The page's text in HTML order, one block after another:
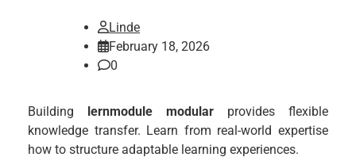
Linde
February 18, 2026
0
Building lernmodule modular provides flexible
knowledge transfer. Learn from real-world expertise
how to structure adaptable learning experiences.